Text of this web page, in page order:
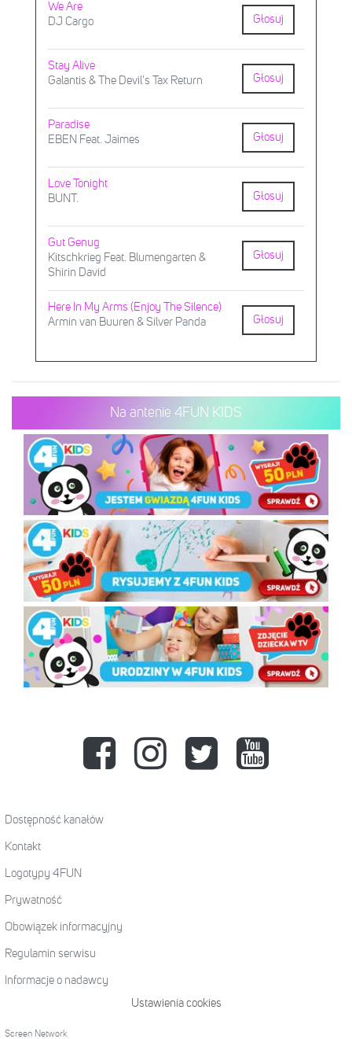
We Are
DJ Cargo
Głosuj
Stay Alive
Galantis & The Devil's Tax Return
Głosuj
Paradise
EBEN Feat. Jaimes
Głosuj
Love Tonight
BUNT.
Głosuj
Gut Genug
Kitschkrieg Feat. Blumengarten &
Shirin David
Głosuj
Here In My Arms (Enjoy The Silence)
Armin van Buuren & Silver Panda
Głosuj
Na antenie 4FUN KIDS
Dostępność kanałów
Kontakt
Logotypy 4FUN
Prywatność
Obowiązek informacyjny
Regulamin serwisu
Informacje o nadawcy
Ustawienia cookies
Screen Network